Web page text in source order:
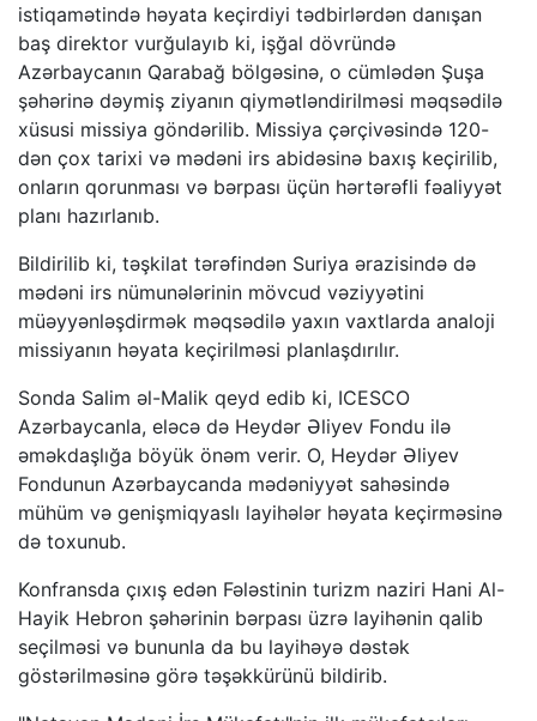
istiqamətində həyata keçirdiyi tədbirlərdən danışan
baş direktor vurğulayıb ki, işğal dövründə
Azərbaycanın Qarabağ bölgəsinə, o cümlədən Şuşa
şəhərinə dəymiş ziyanın qiymətləndirilməsi məqsədilə
xüsusi missiya göndərilib. Missiya çərçivəsində 120-
dən çox tarixi və mədəni irs abidəsinə baxış keçirilib,
onların qorunması və bərpası üçün hərtərəfli fəaliyyət
planı hazırlanıb.
Bildirilib ki, təşkilat tərəfindən Suriya ərazisində də
mədəni irs nümunələrinin mövcud vəziyyətini
müəyyənləşdirmək məqsədilə yaxın vaxtlarda analoji
missiyanın həyata keçirilməsi planlaşdırılır.
Sonda Salim əl-Malik qeyd edib ki, ICESCO
Azərbaycanla, eləcə də Heydər Əliyev Fondu ilə
əməkdaşlığa böyük önəm verir. O, Heydər Əliyev
Fondunun Azərbaycanda mədəniyyət sahəsində
mühüm və genişmiqyaslı layihələr həyata keçirməsinə
də toxunub.
Konfransda çıxış edən Fələstinin turizm naziri Hani Al-
Hayik Hebron şəhərinin bərpası üzrə layihənin qalib
seçilməsi və bununla da bu layihəyə dəstək
göstərilməsinə görə təşəkkürünü bildirib.